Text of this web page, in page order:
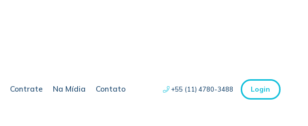
Contrate Na Mídia Contato +55 (11) 4780-3488 Login